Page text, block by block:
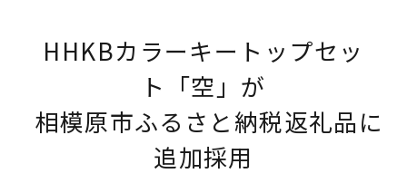
HHKBカラーキートップセッ
ト「空」が
相模原市ふるさと納税返礼品に
追加採用